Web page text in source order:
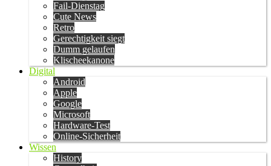
Fail-Dienstag
Cute News
Retro
Gerechtigkeit siegt
Dumm gelaufen
Klischeekanone
Digital
Android
Apple
Google
Microsoft
Hardware-Test
Online-Sicherheit
Wissen
History